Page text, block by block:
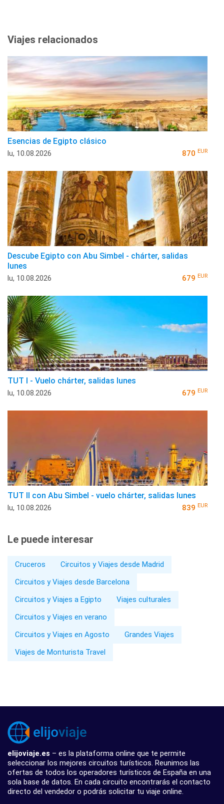
Viajes relacionados
Esencias de Egipto clásico
lu, 10.08.2026 870 EUR
Descube Egipto con Abu Simbel - chárter, salidas
lunes
lu, 10.08.2026 679 EUR
TUT I - Vuelo chárter, salidas lunes
lu, 10.08.2026 679 EUR
TUT II con Abu Simbel - vuelo chárter, salidas lunes
lu, 10.08.2026 839 EUR
Le puede interesar
Cruceros
Circuitos y Viajes desde Madrid
Circuitos y Viajes desde Barcelona
Circuitos y Viajes a Egipto
Viajes culturales
Circuitos y Viajes en verano
Circuitos y Viajes en Agosto
Grandes Viajes
Viajes de Monturista Travel
elijoviaje.es – es la plataforma online que te permite
seleccionar los mejores circuitos turísticos. Reunimos las
ofertas de todos los operadores turísticos de España en una
sola base de datos. En cada circuito encontrarás el contacto
directo del vendedor o podrás solicitar tu viaje online.